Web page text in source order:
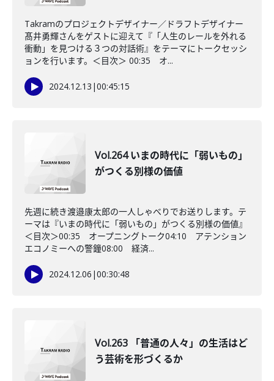
Takramのプロジェクトデザイナー／ドラフトデザイナー
髙井勇輝さんをゲストに迎えて『「人生のレールを外れる
衝動」を見つける３つの対話術』をテーマにトークセッシ
ョンを行います。＜目次＞ 00:35 オ...
2024.12.13 |00:45:15
Vol.264 いまの時代に「弱いもの」
がつくる別様の価値
先週に続き渡邉康太郎の一人しゃべりでお送りします。テ
ーマは『いまの時代に「弱いもの」がつくる別様の価値』
＜目次＞00:35 オープニングトーク04:10 アテンション
エコノミーへの警鐘08:00 経済...
2024.12.06 |00:30:48
Vol.263 「普通の人々」の生活はど
う芸術を形づくるか